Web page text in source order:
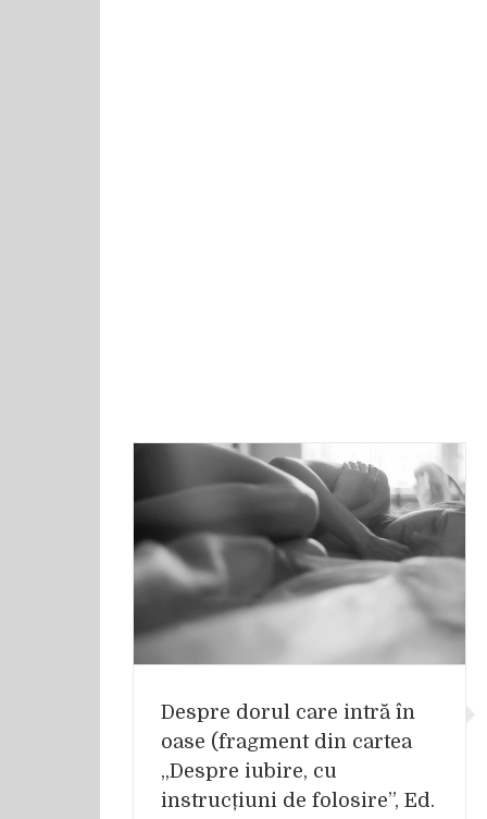
Despre dorul care intră în
oase (fragment din cartea
„Despre iubire, cu
instrucțiuni de folosire”, Ed.